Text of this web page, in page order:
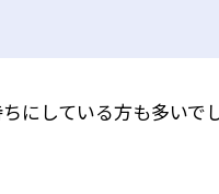
にしている方も多いで